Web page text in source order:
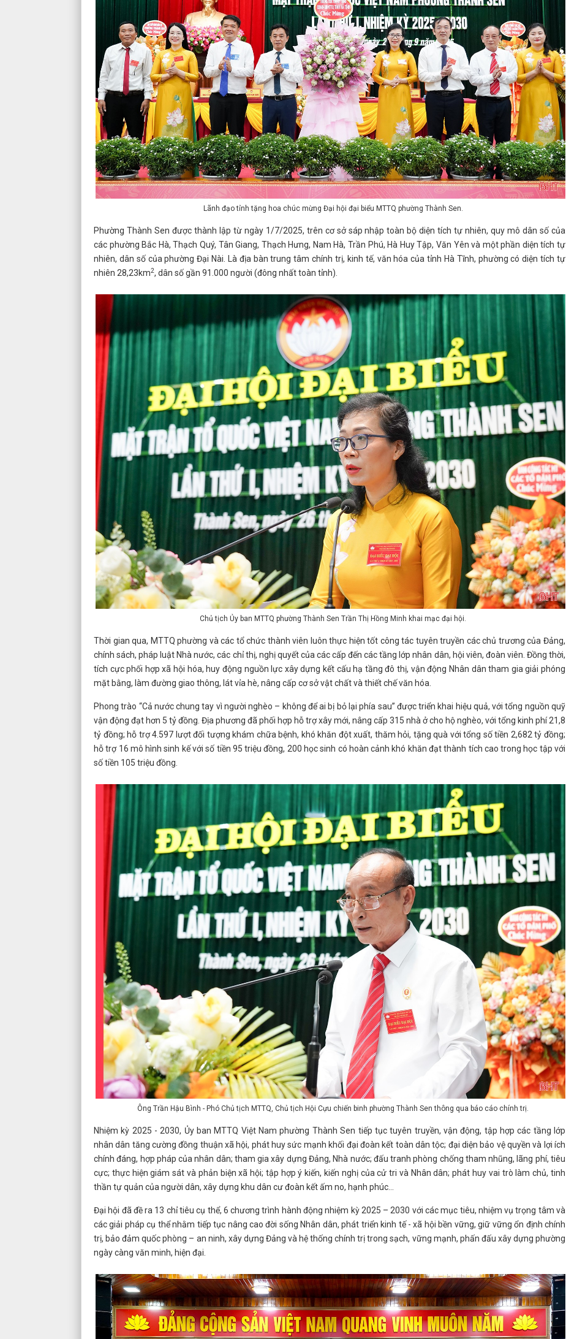
Lãnh đạo tỉnh tặng hoa chúc mừng Đại hội đại biểu MTTQ phường Thành Sen.
Phường Thành Sen được thành lập từ ngày 1/7/2025, trên cơ sở sáp nhập toàn bộ diện tích tự nhiên, quy mô dân số của
các phường Bắc Hà, Thạch Quý, Tân Giang, Thạch Hưng, Nam Hà, Trần Phú, Hà Huy Tập, Văn Yên và một phần diện tích tự
nhiên, dân số của phường Đại Nài. Là địa bàn trung tâm chính trị, kinh tế, văn hóa của tỉnh Hà Tĩnh, phường có diện tích tự
nhiên 28,23km2, dân số gần 91.000 người (đông nhất toàn tỉnh).
Chủ tịch Ủy ban MTTQ phường Thành Sen Trần Thị Hồng Minh khai mạc đại hội.
Thời gian qua, MTTQ phường và các tổ chức thành viên luôn thực hiện tốt công tác tuyên truyền các chủ trương của Đảng,
chính sách, pháp luật Nhà nước, các chỉ thị, nghị quyết của các cấp đến các tầng lớp nhân dân, hội viên, đoàn viên. Đồng thời,
tích cực phối hợp xã hội hóa, huy động nguồn lực xây dựng kết cấu hạ tầng đô thị, vận động Nhân dân tham gia giải phóng
mặt bằng, làm đường giao thông, lát vỉa hè, nâng cấp cơ sở vật chất và thiết chế văn hóa.
Phong trào “Cả nước chung tay vì người nghèo – không để ai bị bỏ lại phía sau” được triển khai hiệu quả, với tổng nguồn quỹ
vận động đạt hơn 5 tỷ đồng. Địa phương đã phối hợp hỗ trợ xây mới, nâng cấp 315 nhà ở cho hộ nghèo, với tổng kinh phí 21,8
tỷ đồng; hỗ trợ 4.597 lượt đối tượng khám chữa bệnh, khó khăn đột xuất, thăm hỏi, tặng quà với tổng số tiền 2,682 tỷ đồng;
hỗ trợ 16 mô hình sinh kế với số tiền 95 triệu đồng, 200 học sinh có hoàn cảnh khó khăn đạt thành tích cao trong học tập với
số tiền 105 triệu đồng.
Ông Trần Hậu Bình - Phó Chủ tịch MTTQ, Chủ tịch Hội Cựu chiến binh phường Thành Sen thông qua báo cáo chính trị.
Nhiệm kỳ 2025 - 2030, Ủy ban MTTQ Việt Nam phường Thành Sen tiếp tục tuyên truyền, vận động, tập hợp các tầng lớp
nhân dân tăng cường đồng thuận xã hội, phát huy sức mạnh khối đại đoàn kết toàn dân tộc; đại diện bảo vệ quyền và lợi ích
chính đáng, hợp pháp của nhân dân; tham gia xây dựng Đảng, Nhà nước; đấu tranh phòng chống tham nhũng, lãng phí, tiêu
cực; thực hiện giám sát và phản biện xã hội; tập hợp ý kiến, kiến nghị của cử tri và Nhân dân; phát huy vai trò làm chủ, tinh
thần tự quản của người dân, xây dựng khu dân cư đoàn kết ấm no, hạnh phúc…
Đại hội đã đề ra 13 chỉ tiêu cụ thể, 6 chương trình hành động nhiệm kỳ 2025 – 2030 với các mục tiêu, nhiệm vụ trọng tâm và
các giải pháp cụ thể nhằm tiếp tục nâng cao đời sống Nhân dân, phát triển kinh tế - xã hội bền vững, giữ vững ổn định chính
trị, bảo đảm quốc phòng – an ninh, xây dựng Đảng và hệ thống chính trị trong sạch, vững mạnh, phấn đấu xây dựng phường
ngày càng văn minh, hiện đại.